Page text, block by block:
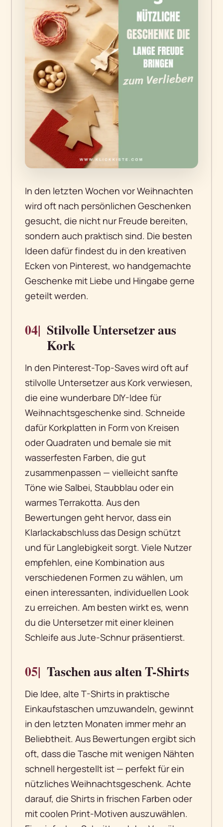
In den letzten Wochen vor Weihnachten
wird oft nach persönlichen Geschenken
gesucht, die nicht nur Freude bereiten,
sondern auch praktisch sind. Die besten
Ideen dafür findest du in den kreativen
Ecken von Pinterest, wo handgemachte
Geschenke mit Liebe und Hingabe gerne
geteilt werden.
04| Stilvolle Untersetzer aus
Kork
In den Pinterest-Top-Saves wird oft auf
stilvolle Untersetzer aus Kork verwiesen,
die eine wunderbare DIY-Idee für
Weihnachtsgeschenke sind. Schneide
dafür Korkplatten in Form von Kreisen
oder Quadraten und bemale sie mit
wasserfesten Farben, die gut
zusammenpassen — vielleicht sanfte
Töne wie Salbei, Staubblau oder ein
warmes Terrakotta. Aus den
Bewertungen geht hervor, dass ein
Klarlackabschluss das Design schützt
und für Langlebigkeit sorgt. Viele Nutzer
empfehlen, eine Kombination aus
verschiedenen Formen zu wählen, um
einen interessanten, individuellen Look
zu erreichen. Am besten wirkt es, wenn
du die Untersetzer mit einer kleinen
Schleife aus Jute-Schnur präsentierst.
05| Taschen aus alten T-Shirts
Die Idee, alte T-Shirts in praktische
Einkaufstaschen umzuwandeln, gewinnt
in den letzten Monaten immer mehr an
Beliebtheit. Aus Bewertungen ergibt sich
oft, dass die Tasche mit wenigen Nähten
schnell hergestellt ist — perfekt für ein
nützliches Weihnachtsgeschenk. Achte
darauf, die Shirts in frischen Farben oder
mit coolen Print-Motiven auszuwählen.